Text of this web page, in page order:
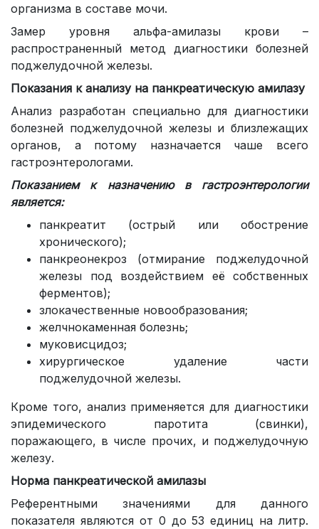
организма в составе мочи.
Замер уровня альфа-амилазы крови –
распространенный метод диагностики болезней
поджелудочной железы.
Показания к анализу на панкреатическую амилазу
Анализ разработан специально для диагностики
болезней поджелудочной железы и близлежащих
органов, а потому назначается чаше всего
гастроэнтерологами.
Показанием к назначению в гастроэнтерологии
является:
панкреатит (острый или обострение
хронического);
панкреонекроз (отмирание поджелудочной
железы под воздействием её собственных
ферментов);
злокачественные новообразования;
желчнокаменная болезнь;
муковисцидоз;
хирургическое удаление части
поджелудочной железы.
Кроме того, анализ применяется для диагностики
эпидемического паротита (свинки),
поражающего, в числе прочих, и поджелудочную
железу.
Норма панкреатической амилазы
Референтными значениями для данного
показателя являются от 0 до 53 единиц на литр.